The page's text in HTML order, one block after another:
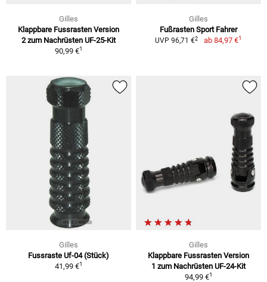
Gilles
Klappbare Fussrasten Version
2 zum Nachrüsten UF-25-Kit
90,99 €1
Gilles
Fußrasten Sport Fahrer
UVP 96,71 €2 ab 84,97 €1
Gilles
Fussraste Uf-04 (Stück)
41,99 €1
Gilles
Klappbare Fussrasten Version
1 zum Nachrüsten UF-24-Kit
94,99 €1